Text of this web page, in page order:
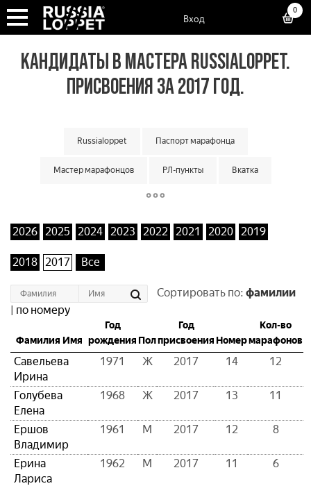
Вход
0
КАНДИДАТЫ В МАСТЕРА RUSSIALOPPET.
ПРИСВОЕНИЯ ЗА 2017 ГОД.
Russialoppet Паспорт марафонца
Мастер марафонцов РЛ-пункты Вкатка
Суперкубок марафонов
Большой кубок команд Классический кубок команд
Малый кубок команд
Кубок мастеров Лотерея лаки лузеров Онлайн гонки
2026 2025 2024 2023 2022 2021 2020 2019
2018 2017 Все
Сортировать по: фамилии
| по номеру
Фамилия Имя
Год
рождения Пол
Год
присвоения Номер
Кол-во
марафонов
Савельева
Ирина
1971 Ж 2017 14 12
Голубева
Елена
1968 Ж 2017 13 11
Ершов
Владимир
1961 М 2017 12 8
Ерина
Лариса
1962 М 2017 11 6